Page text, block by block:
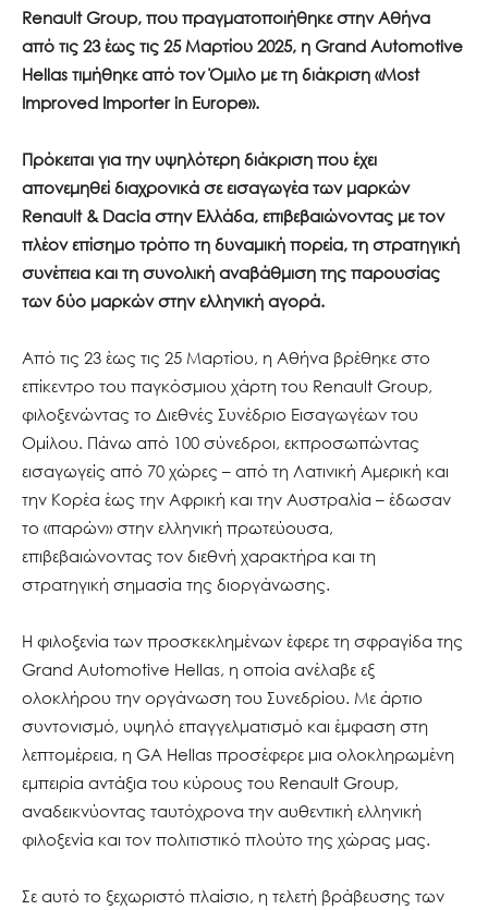
Renault Group, που πραγματοποιήθηκε στην Αθήνα
από τις 23 έως τις 25 Μαρτίου 2025, η Grand Automotive
Hellas τιμήθηκε από τον Όμιλο με τη διάκριση «Most
Improved Importer in Europe».
Πρόκειται για την υψηλότερη διάκριση που έχει
απονεμηθεί διαχρονικά σε εισαγωγέα των μαρκών
Renault & Dacia στην Ελλάδα, επιβεβαιώνοντας με τον
πλέον επίσημο τρόπο τη δυναμική πορεία, τη στρατηγική
συνέπεια και τη συνολική αναβάθμιση της παρουσίας
των δύο μαρκών στην ελληνική αγορά.
Από τις 23 έως τις 25 Μαρτίου, η Αθήνα βρέθηκε στο
επίκεντρο του παγκόσμιου χάρτη του Renault Group,
φιλοξενώντας το Διεθνές Συνέδριο Εισαγωγέων του
Ομίλου. Πάνω από 100 σύνεδροι, εκπροσωπώντας
εισαγωγείς από 70 χώρες – από τη Λατινική Αμερική και
την Κορέα έως την Αφρική και την Αυστραλία – έδωσαν
το «παρών» στην ελληνική πρωτεύουσα,
επιβεβαιώνοντας τον διεθνή χαρακτήρα και τη
στρατηγική σημασία της διοργάνωσης.
Η φιλοξενία των προσκεκλημένων έφερε τη σφραγίδα της
Grand Automotive Hellas, η οποία ανέλαβε εξ
ολοκλήρου την οργάνωση του Συνεδρίου. Με άρτιο
συντονισμό, υψηλό επαγγελματισμό και έμφαση στη
λεπτομέρεια, η GA Hellas προσέφερε μια ολοκληρωμένη
εμπειρία αντάξια του κύρους του Renault Group,
αναδεικνύοντας ταυτόχρονα την αυθεντική ελληνική
φιλοξενία και τον πολιτιστικό πλούτο της χώρας μας.
Σε αυτό το ξεχωριστό πλαίσιο, η τελετή βράβευσης των